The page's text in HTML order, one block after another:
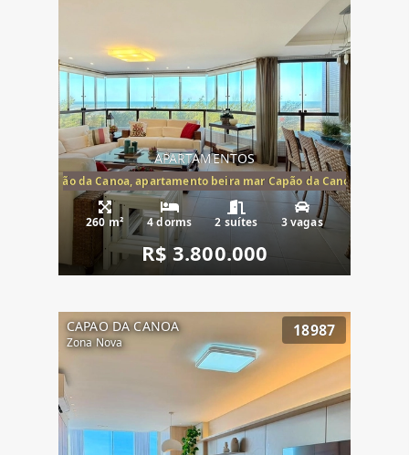
APARTAMENTOS
mar Capão da Canoa, apartamento beira mar Capão da Canoa,
260 m² 4 dorms 2 suítes 3 vagas
R$ 3.800.000
CAPAO DA CANOA
Zona Nova
18987